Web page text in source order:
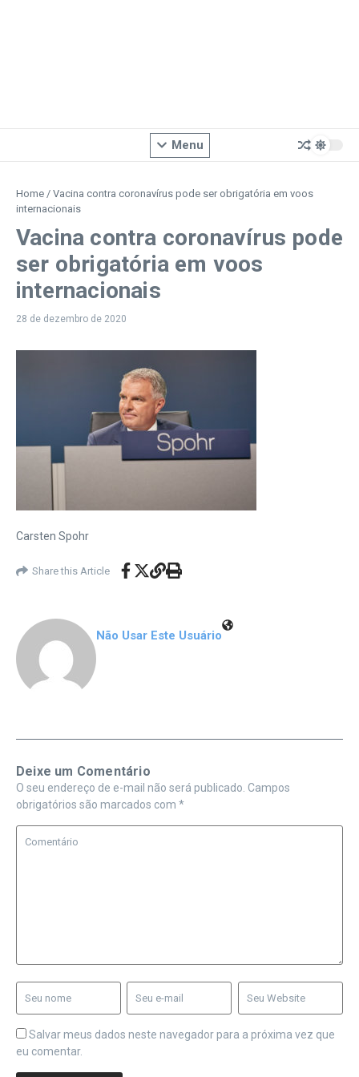
Menu
Home / Vacina contra coronavírus pode ser obrigatória em voos
internacionais
Vacina contra coronavírus pode
ser obrigatória em voos
internacionais
28 de dezembro de 2020
Carsten Spohr
Share this Article
Não Usar Este Usuário
Deixe um Comentário
O seu endereço de e-mail não será publicado. Campos
obrigatórios são marcados com *
Salvar meus dados neste navegador para a próxima vez que
eu comentar.